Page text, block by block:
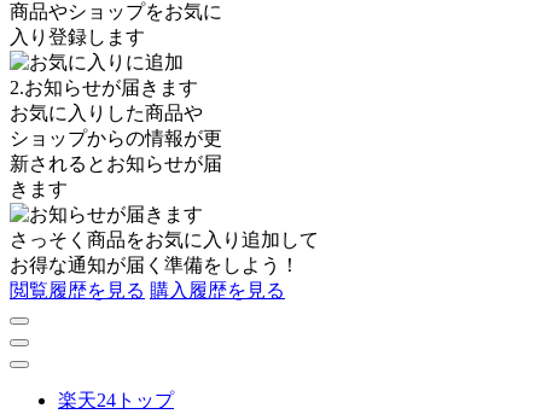
商品やショップをお気に
入り登録します
2.お知らせが届きます
お気に入りした商品や
ショップからの情報が更
新されるとお知らせが届
きます
さっそく商品をお気に入り追加 して
お得な通知が届く準備をしよう！
閲覧履歴を見る 購入履歴を見る
楽天24トップ